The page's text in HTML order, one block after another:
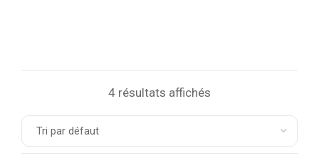
4 résultats affichés